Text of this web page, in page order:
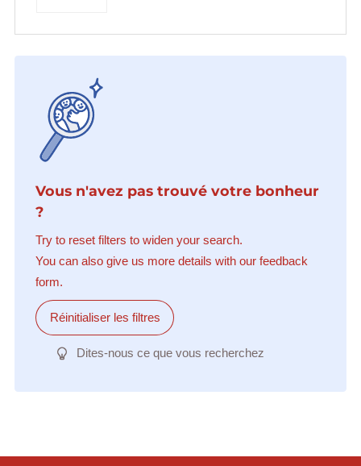
Vous n'avez pas trouvé votre bonheur
?
Try to reset filters to widen your search.
You can also give us more details with our feedback
form.
Réinitialiser les filtres
Dites-nous ce que vous recherchez